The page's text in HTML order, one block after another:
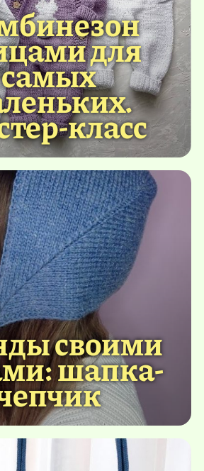
для
самых
класс
своими
шапка-